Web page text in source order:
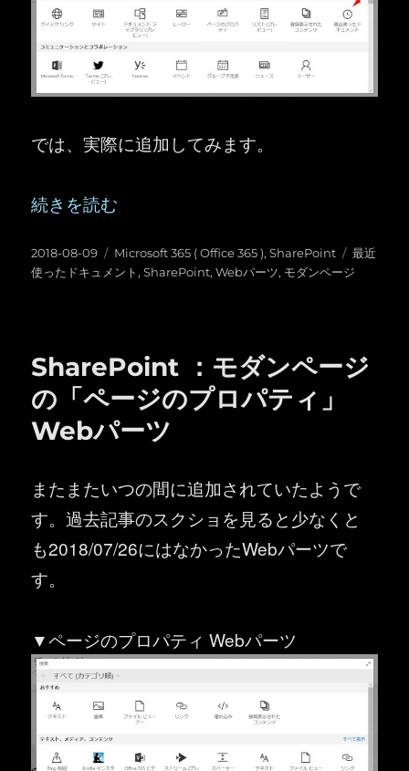
では、実際に追加してみます。
“SharePoint ：モダンページの「最近使ったド
続きを読む
投
稿
2018-08-09
カ
テ
Microsoft 365 ( Office 365 ),SharePoint
タ
グ
最近
使ったドキュメント,SharePoint,Webパーツ, モダンページ
SharePoint ：モダンページ
の「ページのプロパティ」
Webパーツ
またまたいつの間に追加されていたようで
す。過去記事のスクショを見ると少なくと
も2018/07/26にはなかったWebパーツで
す。
▼ページのプロパティ Webパーツ